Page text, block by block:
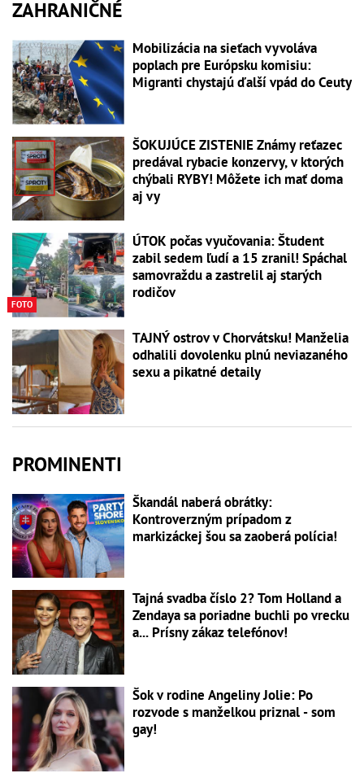
ZAHRANIČNÉ
Mobilizácia na sieťach vyvoláva
poplach pre Európsku komisiu:
Migranti chystajú ďalší vpád do Ceuty
ŠOKUJÚCE ZISTENIE Známy reťazec
predával rybacie konzervy, v ktorých
chýbali RYBY! Môžete ich mať doma
aj vy
FOTO
ÚTOK počas vyučovania: Študent
zabil sedem ľudí a 15 zranil! Spáchal
samovraždu a zastrelil aj starých
rodičov
TAJNÝ ostrov v Chorvátsku! Manželia
odhalili dovolenku plnú neviazaného
sexu a pikatné detaily
PROMINENTI
Škandál naberá obrátky:
Kontroverzným prípadom z
markizáckej šou sa zaoberá polícia!
Tajná svadba číslo 2? Tom Holland a
Zendaya sa poriadne buchli po vrecku
a... Prísny zákaz telefónov!
Šok v rodine Angeliny Jolie: Po
rozvode s manželkou priznal - som
gay!